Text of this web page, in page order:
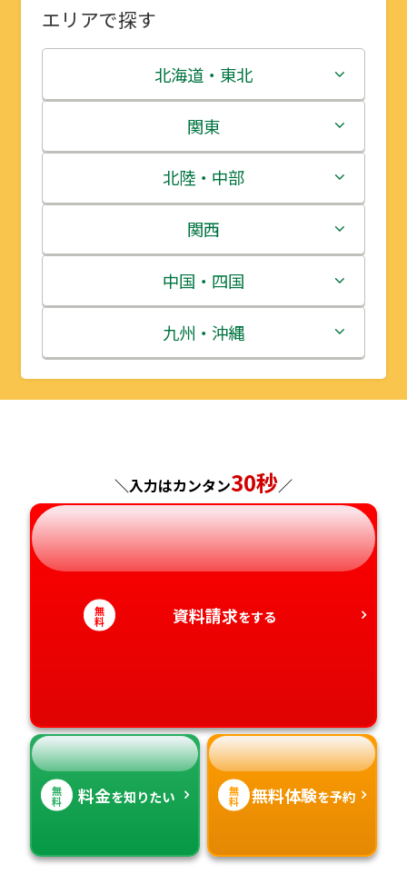
エリアで探す
北海道・東北
北海道
青森県
岩手県
宮城県
秋田県
山形県
関東
茨城県
栃木県
群馬県
埼玉県
千葉県
神奈川県
北陸・中部
新潟県
富山県
石川県
福井県
長野県
岐阜県
愛知県
関西
三重県
滋賀県
京都府
兵庫県
奈良県
中国・四国
鳥取県
島根県
広島県
山口県
高知県
九州・沖縄
福岡県
長崎県
熊本県
沖縄県
＼入力はカンタン30秒／
無
料 資料請求をする
無
料 料金を知りたい 無
料 無料体験を予約